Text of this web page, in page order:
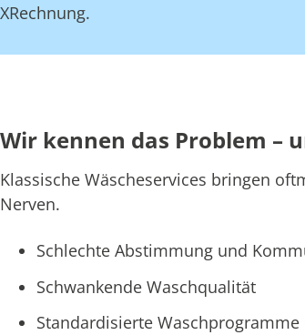
XRechnung.
Wir kennen das Problem –
Klassische Wäscheservices bringen
Nerven.
Schlechte Abstimmung und
Schwankende Waschqualität
Standardisierte